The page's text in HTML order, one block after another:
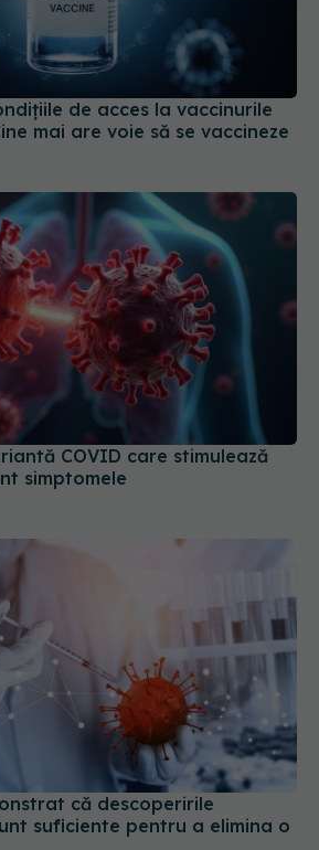
de acces la vaccinurile
mai are voie să se vaccineze
COVID care stimulează
simptomele
că descoperirile
suficiente pentru a elimina o